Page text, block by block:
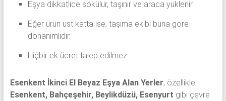
Eşya dikkatlice sökülür, taşınır ve araca yüklenir.
Eğer ürün üst katta ise, taşıma ekibi buna göre
donanımlıdır.
Hiçbir ek ücret talep edilmez.
Esenkent İkinci El Beyaz Eşya Alan Yerler, özellikle
Esenkent, Bahçeşehir, Beylikdüzü, Esenyurt gibi çevre